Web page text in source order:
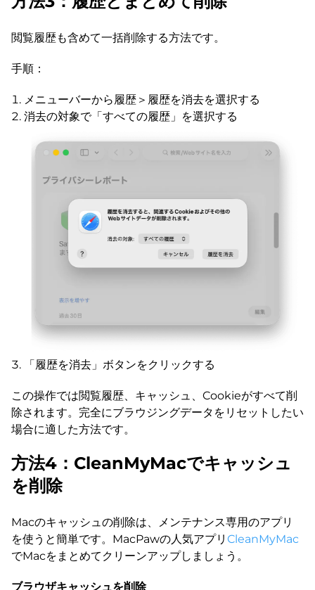
閲覧履歴も含めて一括削除する方法です。
手順：
メニューバーから履歴＞履歴を消去を選択する
消去の対象で「すべての履歴」を選択する
「履歴を消去」ボタンをクリックする
この操作では閲覧履歴、キャッシュ、Cookieがすべて削
除されます。完全にブラウジングデータをリセットしたい
場合に適した方法です。
方法4：CleanMyMacでキャッシュ
を削除
Macのキャッシュの削除は、メンテナンス専用のアプリ
を使うと簡単です。MacPawの人気アプリ CleanMyMac
でMacをまとめてクリーンアップしましょう。
ブラウザキャッシュを削除